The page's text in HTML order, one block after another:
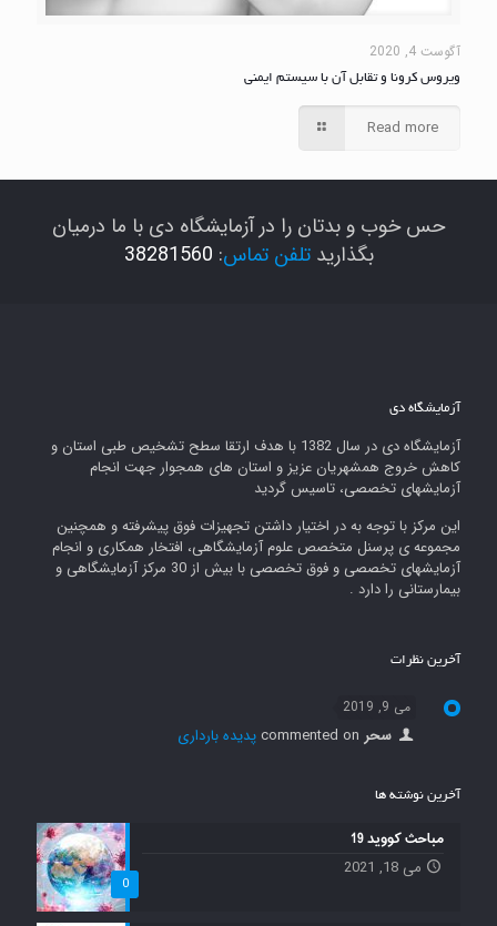
آگوست 4, 2020
ویروس کرونا و تقابل آن با سیستم ایمنی
Read more
حس خوب و بدتان را در آزمایشگاه دی با ما درمیان
بگذاریدتلفن تماس:
38281560
آزمایشگاه دی
آزمایشگاه دی در سال 1382 با هدف ارتقا سطح تشخیص طبی استان و
کاهش خروج همشهریان عزیز و استان های همجوار جهت انجام
آزمایشهای تخصصی، تاسیس گردید
این مرکز با توجه به در اختیار داشتن تجهیزات فوق پیشرفته و همچنین
مجموعه ی پرسنل متخصص علوم آزمایشگاهی، افتخار همکاری و انجام
آزمایشهای تخصصی و فوق تخصصی با بیش از 30 مرکز آزمایشگاهی و
بیمارستانی را دارد .
آخرین نظرات
می 9, 2019
سحر پدیده بارداری
آخرین نوشته ها
0
مباحث کووید 19
می 18, 2021